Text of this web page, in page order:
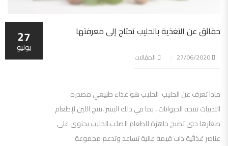
حقائق عن التغذية بالحليب تحتاج إلى معرفتها
المقالات
ماذا تعرف عن الحليب الحليب هو غذاء طبيعي مصدره
الثدييات تنتجه الحيوانات ، بما في ذلك البشر ،تنتج اللين لإطعام
صغارها حتى تصبح جاهزة للطعام الصلب.الحليب يحتوي على
عناصر غذائية ذات قيمة عالية تساعد وتدعم مجموعة
27
يونيو